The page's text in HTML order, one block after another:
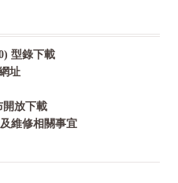
型錄下載
址
開放下載
維修相關事宜